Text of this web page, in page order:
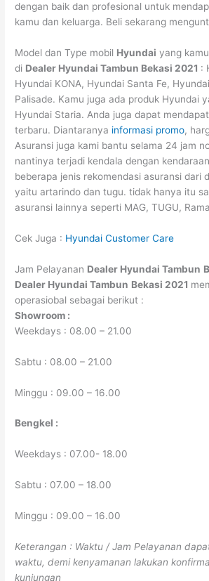
dengan baik dan profesional untuk
kamu dan keluarga. Beli sekarang
Model dan Type mobil Hyundai yang
di Dealer Hyundai Tambun Bekasi 2021 :
Hyundai KONA, Hyundai Santa Fe,
Palisade. Kamu juga ada produk Hyundai
Hyundai Staria. Anda juga dapat
terbaru. Diantaranya informasi promo,
Asuransi juga kami bantu selama 24 jam
nantinya terjadi kendala dengan
beberapa jenis rekomendasi asuransi dari
yaitu artarindo dan tugu. tidak hanya itu
asuransi lainnya seperti MAG, TUGU,
Cek Juga : Hyundai Customer Care
Jam Pelayanan Dealer Hyundai Tambun
Dealer Hyundai Tambun Bekasi 2021
operasiobal sebagai berikut :
Showroom :
Weekdays : 08.00 – 21.00
Sabtu : 08.00 – 21.00
Minggu : 09.00 – 16.00
Bengkel :
Weekdays : 07.00- 18.00
Sabtu : 07.00 – 18.00
Minggu : 09.00 – 16.00
Keterangan : Waktu / Jam Pelayanan
waktu, demi kenyamanan lakukan
kunjungan